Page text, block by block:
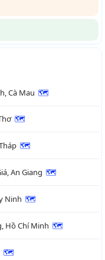
Cà Mau 🗺
🗺
🗺
An Giang 🗺
Ninh 🗺
Hồ Chí Minh 🗺
🗺